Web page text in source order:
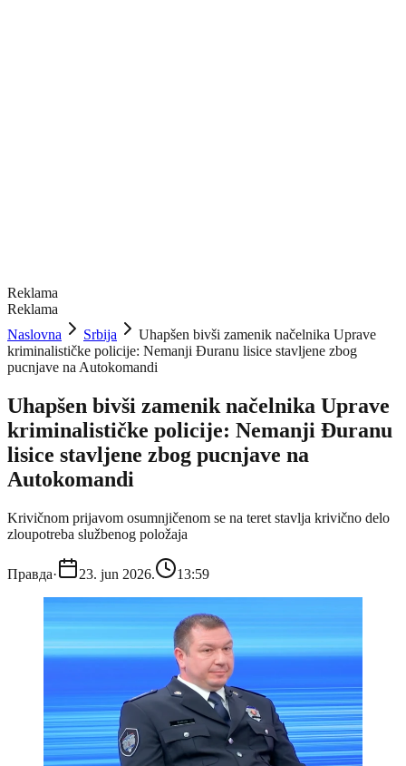
Reklama
Reklama
Naslovna
Srbija
Uhapšen bivši zamenik načelnika Uprave
kriminalističke policije: Nemanji Đuranu lisice stavljene zbog
pucnjave na Autokomandi
Uhapšen bivši zamenik načelnika Uprave
kriminalističke policije: Nemanji Đuranu
lisice stavljene zbog pucnjave na
Autokomandi
Krivičnom prijavom osumnjičenom se na teret stavlja krivično delo
zloupotreba službenog položaja
Правда· 23. jun 2026. 13:59